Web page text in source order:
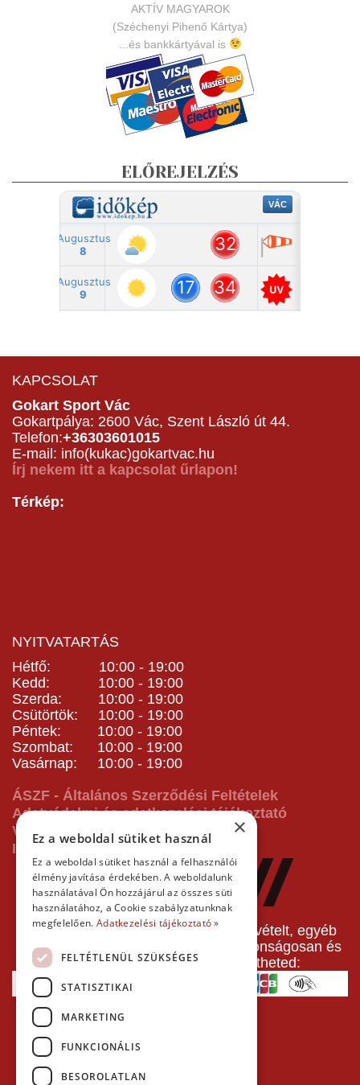
AKTÍV MAGYAROK
(Széchenyi Pihenő Kártya)
...és bankkártyával is
ELŐREJELZÉS
KAPCSOLAT
Gokart Sport Vác
Gokartpálya: 2600 Vác, Szent László út 44.
Telefon:+36303601015
E-mail: info(kukac)gokartvac.hu
Írj nekem itt a kapcsolat űrlapon!
Térkép:
NYITVATARTÁS
Hétfő: 10:00 - 19:00
Kedd: 10:00 - 19:00
Szerda: 10:00 - 19:00
Csütörtök: 10:00 - 19:00
Péntek: 10:00 - 19:00
Szombat: 10:00 - 19:00
Vasárnap: 10:00 - 19:00
ÁSZF - Általános Szerződési Feltételek
Adatvédelmi és adatkezelési tájékoztató
Vásárlás előtti tájékoztató
Impresszum
A pályafoglalást, gokartverseny részvételt, egyéb
termékeinket, szolgáltatásainkat biztonságosan és
gyorsan bankkártyával is kifizetheted:
×
Ez a weboldal sütiket használ
Ez a weboldal sütiket használ a felhasználói
élmény javítása érdekében. A weboldalunk
használatával Ön hozzájárul az összes süti
használatához, a Cookie szabályzatunknak
megfelelően. Adatkezelési tájékoztató »
FELTÉTLENÜL SZÜKSÉGES
STATISZTIKAI
MARKETING
FUNKCIONÁLIS
BESOROLATLAN